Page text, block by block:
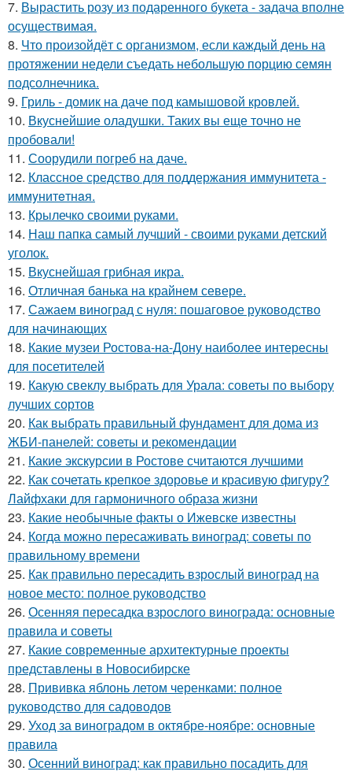
7. Вырастить розу из подаренного букета - задача вполне
осуществимая.
8. Что произойдёт с организмом, если каждый день на
протяжении недели съедать небольшую порцию семян
подсолнечника.
9. Гриль - домик на даче под камышовой кровлей.
10. Вкуснейшие оладушки. Таких вы еще точно не
пробовали!
11. Соорудили погреб на даче.
12. Классное средство для поддержания иммунитета -
иммyнитeтнaя.
13. Крылечко своими руками.
14. Наш папка самый лучший - своими руками детский
уголок.
15. Вкуснейшая грибная икра.
16. Отличная банька на крайнем севере.
17. Сажаем виноград с нуля: пошаговое руководство
для начинающих
18. Какие музеи Ростова-на-Дону наиболее интересны
для посетителей
19. Какую свеклу выбрать для Урала: советы по выбору
лучших сортов
20. Как выбрать правильный фундамент для дома из
ЖБИ-панелей: советы и рекомендации
21. Какие экскурсии в Ростове считаются лучшими
22. Как сочетать крепкое здоровье и красивую фигуру?
Лайфхаки для гармоничного образа жизни
23. Какие необычные факты о Ижевске известны
24. Когда можно пересаживать виноград: советы по
правильному времени
25. Как правильно пересадить взрослый виноград на
новое место: полное руководство
26. Осенняя пересадка взрослого винограда: основные
правила и советы
27. Какие современные архитектурные проекты
представлены в Новосибирске
28. Прививка яблонь летом черенками: полное
руководство для садоводов
29. Уход за виноградом в октябре-ноябре: основные
правила
30. Осенний виноград: как правильно посадить для